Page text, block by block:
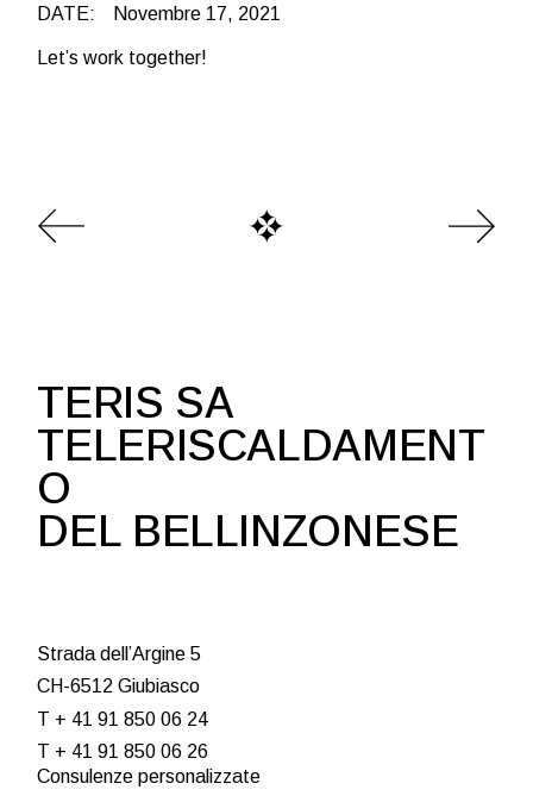
DATE:
Novembre 17, 2021
Let’s work together!
TERIS SA
TELERISCALDAMENT
O
DEL BELLINZONESE
Strada dell’Argine 5
CH-6512 Giubiasco
T + 41 91 850 06 24
T + 41 91 850 06 26
Consulenze personalizzate